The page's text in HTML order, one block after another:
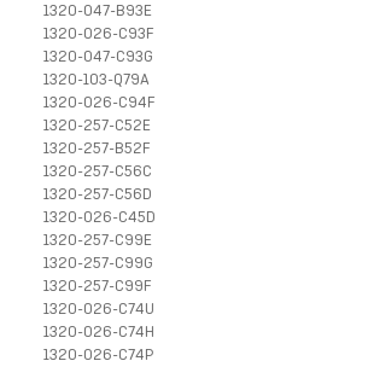
1320-047-B93E
1320-026-C93F
1320-047-C93G
1320-103-Q79A
1320-026-C94F
1320-257-C52E
1320-257-B52F
1320-257-C56C
1320-257-C56D
1320-026-C45D
1320-257-C99E
1320-257-C99G
1320-257-C99F
1320-026-C74U
1320-026-C74H
1320-026-C74P